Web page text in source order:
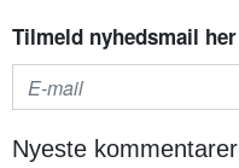
Tilmeld nyhedsmail her
Nyeste kommentarer